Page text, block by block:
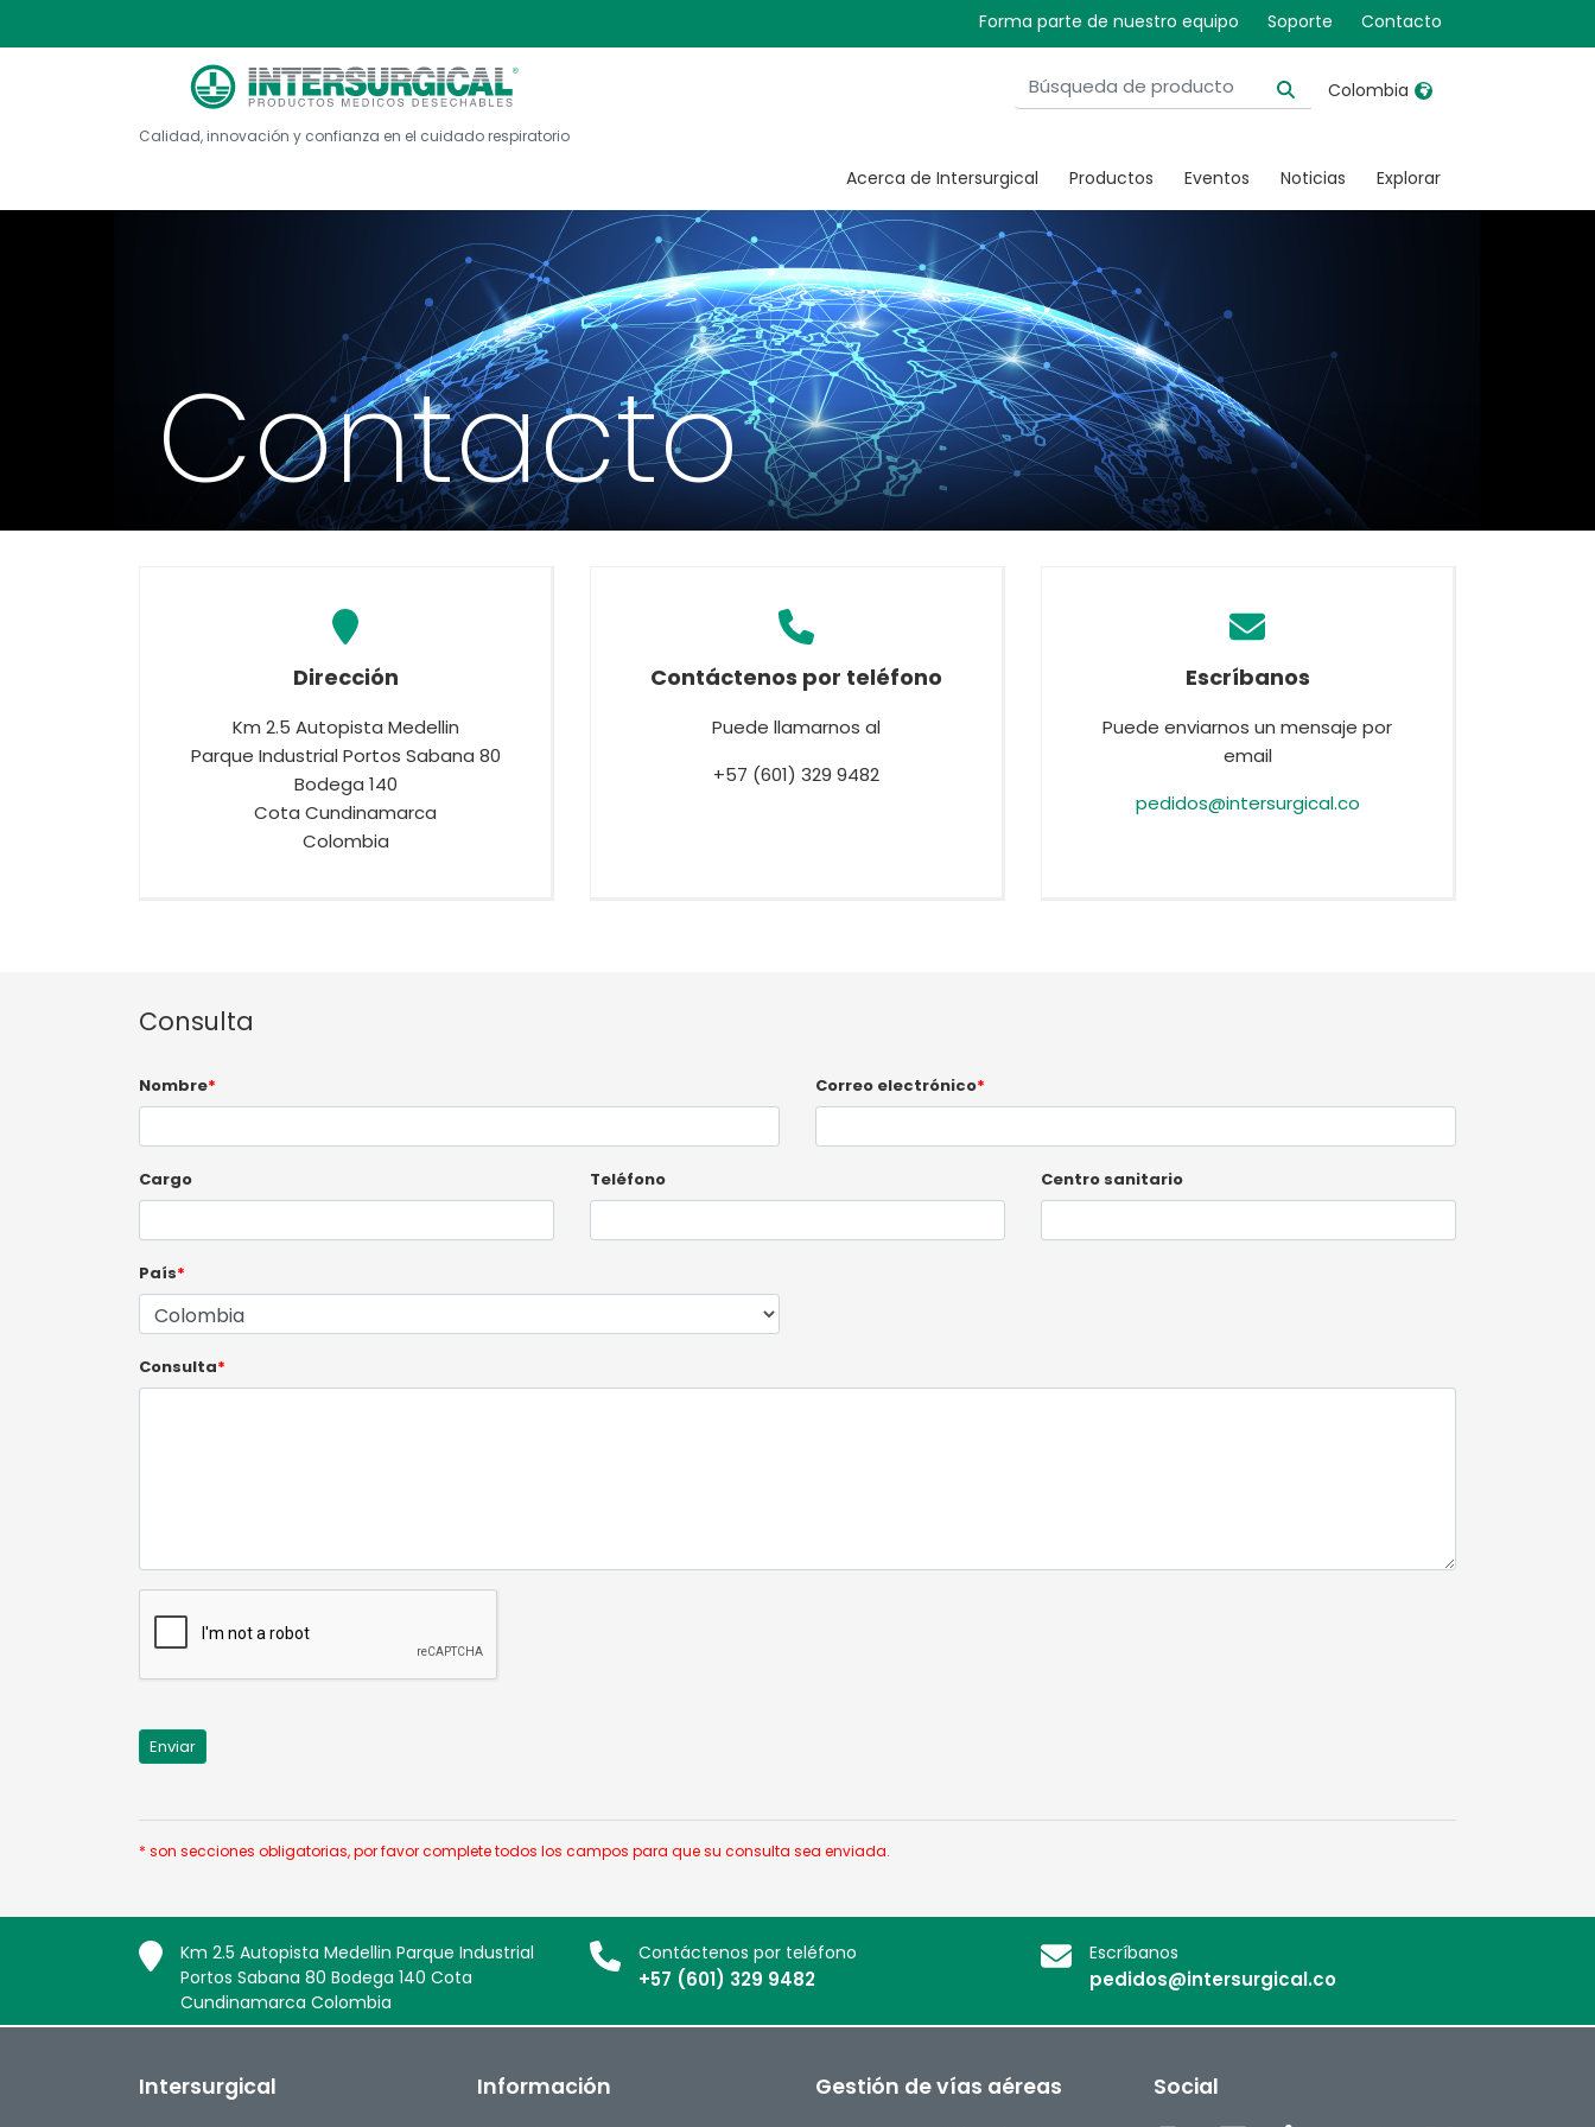
Forma parte de nuestro equipo Soporte Contacto
Calidad, innovación y confianza en el cuidado respiratorio
Colombia
United States
België, Nederlands
Belgique, Français
Canada, English
Canada, Français
China
Colombia
Denmark
Italia
Mexico
Nederlands
Portugal
Russia
International English
Acerca de Intersurgical Productos Eventos Noticias Explorar
Contacto
Dirección
Km 2.5 Autopista Medellin
Parque Industrial Portos Sabana 80
Bodega 140
Cota Cundinamarca
Colombia
Contáctenos por teléfono
Puede llamarnos al
+57 (601) 329 9482
Escríbanos
Puede enviarnos un mensaje por
email
pedidos@intersurgical.co
Consulta
Nombre* Correo electrónico*
Cargo Teléfono Centro sanitario
País*
Consulta*
* son secciones obligatorias, por favor complete todos los campos para que su consulta sea enviada.
Km 2.5 Autopista Medellin Parque Industrial
Portos Sabana 80 Bodega 140 Cota
Cundinamarca Colombia
Contáctenos por teléfono
+57 (601) 329 9482
Escríbanos
pedidos@intersurgical.co
Intersurgical Información Gestión de vías aéreas Social